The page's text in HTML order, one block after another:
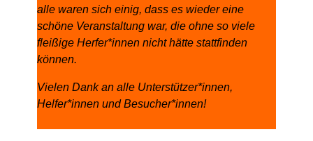
alle waren sich einig, dass es wieder eine
schöne Veranstaltung war, die ohne so viele
fleißige Herfer*innen nicht hätte stattfinden
können.
Vielen Dank an alle Unterstützer*innen,
Helfer*innen und Besucher*innen!